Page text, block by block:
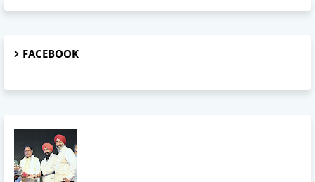
FACEBOOK